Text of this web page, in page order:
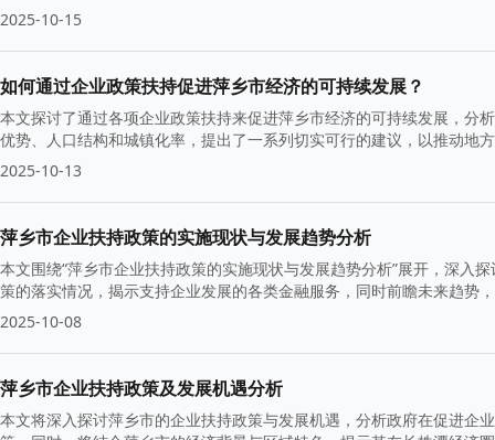
2025-10-15
如何通过企业政策扶持促进萍乡市经济的可持续发展？
本文探讨了通过各项企业政策扶持来促进萍乡市经济的可持续发展，分
优势、人口结构和城镇化率，提出了一系列切实可行的建议，以推动地
2025-10-13
萍乡市企业扶持政策的实施现状与发展趋势分析
本文围绕“萍乡市企业扶持政策的实施现状与发展趋势分析”展开，深入
策的落实情况，揭示支持企业发展的各类金融服务，同时前瞻未来趋势
2025-10-08
萍乡市企业扶持政策及发展机遇分析
本文将深入探讨萍乡市的企业扶持政策与发展机遇，分析政府在促进企